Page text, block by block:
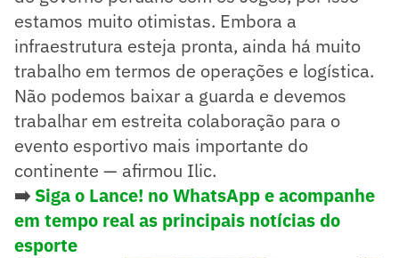
estamos muito otimistas. Embora a
infraestrutura esteja pronta, ainda há muito
trabalho em termos de operações e logística.
Não podemos baixar a guarda e devemos
trabalhar em estreita colaboração para o
evento esportivo mais importante do
continente — afirmou Ilic.
➡️ Siga o Lance! no WhatsApp e acompanhe
em tempo real as principais notícias do
esporte